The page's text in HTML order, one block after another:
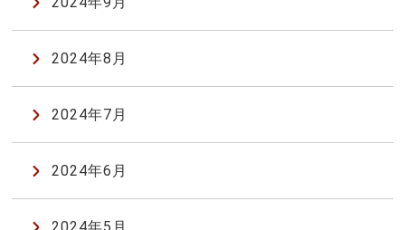
2024年8月
2024年7月
2024年6月